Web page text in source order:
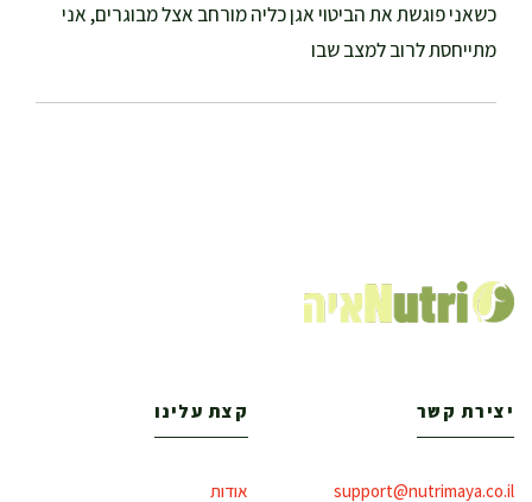
כשאני פוגשת את הביטוי אגן כליה מורחב אצל מבוגרים, אני
מתייחסת לרוב למצב שבו
יצירת קשר
support@nutrimaya.co.il
קצת עלינו
אודות